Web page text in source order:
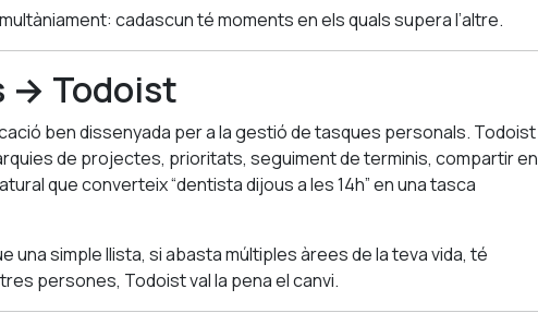
cadascun té moments en els quals supera l’altre.
→ Todoist
ben dissenyada per a la gestió de tasques personals. Todoist
de projectes, prioritats, seguiment de terminis, compartir en
que converteix “dentista dijous a les 14h” en una tasca
una simple llista, si abasta múltiples àrees de la teva vida, té
persones, Todoist val la pena el canvi.